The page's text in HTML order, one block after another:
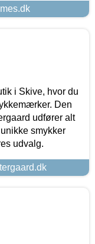
i Skive, hvor du
Den
udfører alt
smykker
udvalg.